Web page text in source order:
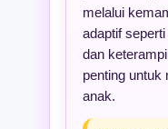
melalui
adaptif
dan
penting untuk
anak.